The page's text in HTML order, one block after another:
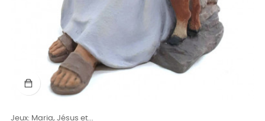
Jeux: Maria, Jésus et...